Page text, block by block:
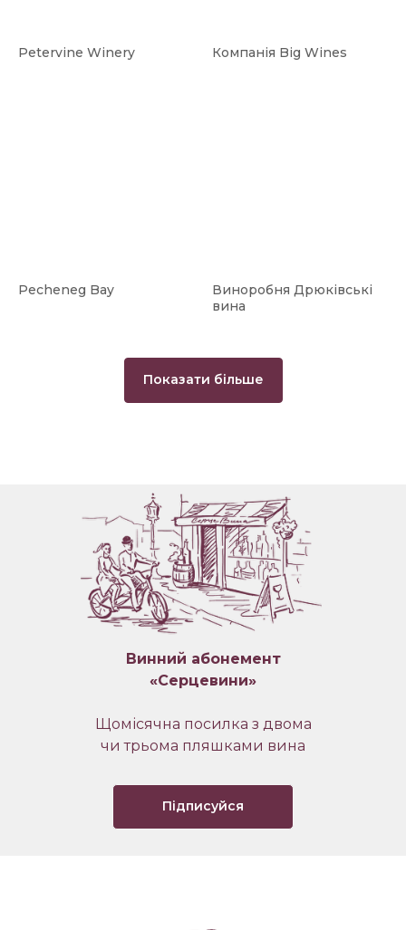
Petervine Winery Компанія Big Wines
Pecheneg Bay
Виноробня Дрюківські
вина
Показати більше
Винний абонемент
«Серцевини»
Щомісячна посилка з двома
чи трьома пляшками вина
Підписуйся